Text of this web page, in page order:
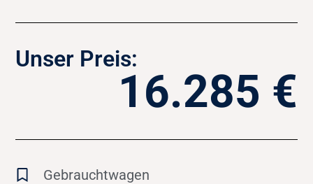
Unser Preis:
16.285 €
Gebrauchtwagen